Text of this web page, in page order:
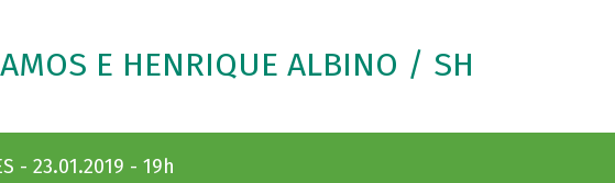
E HENRIQUE ALBINO / SH
- 23.01.2019 - 19h